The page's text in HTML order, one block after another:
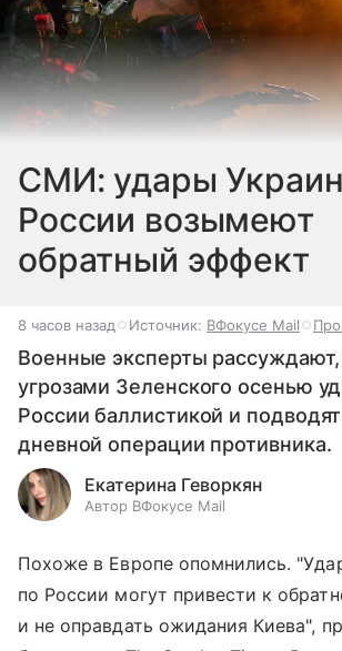
СМИ: удары
России возымеют
обратный эффект
8 часов назад Источник: ВФокусе Mail
Военные эксперты рассуждают,
угрозами Зеленского осенью
России баллистикой и
дневной операции противника.
Екатерина Геворкян
Автор ВФокусе Mail
Похоже в Европе опомнились.
по России могут привести к
и не оправдать ожидания Киева",